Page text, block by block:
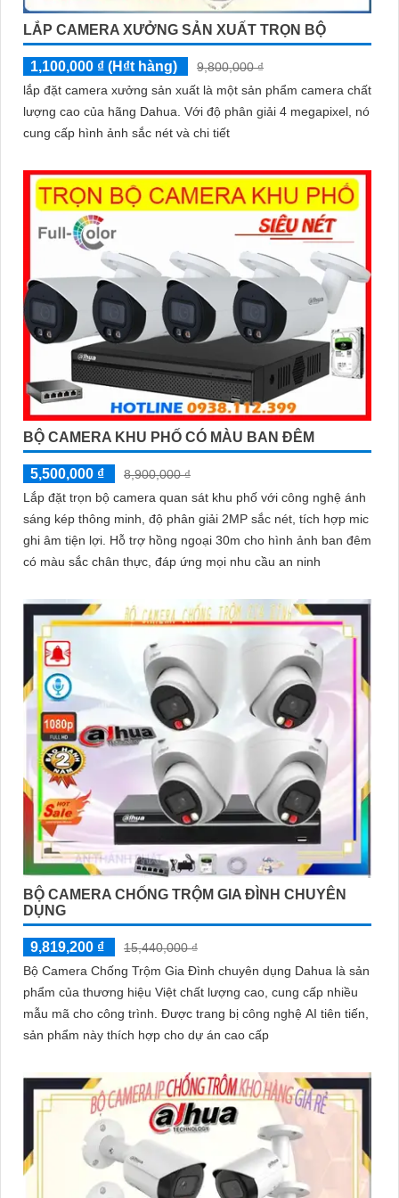
LẮP CAMERA XƯỞNG SẢN XUẤT TRỌN BỘ
1,100,000 ₫ (H₫t hàng)
9,800,000 ₫
lắp đặt camera xưởng sản xuất là một sản phẩm camera chất
lượng cao của hãng Dahua. Với độ phân giải 4 megapixel, nó
cung cấp hình ảnh sắc nét và chi tiết
BỘ CAMERA KHU PHỐ CÓ MÀU BAN ĐÊM
5,500,000 ₫
8,900,000 ₫
Lắp đặt trọn bộ camera quan sát khu phố với công nghệ ánh
sáng kép thông minh, độ phân giải 2MP sắc nét, tích hợp mic
ghi âm tiện lợi. Hỗ trợ hồng ngoại 30m cho hình ảnh ban đêm
có màu sắc chân thực, đáp ứng mọi nhu cầu an ninh
BỘ CAMERA CHỐNG TRỘM GIA ĐÌNH CHUYÊN
DỤNG
9,819,200 ₫
15,440,000 ₫
Bộ Camera Chống Trộm Gia Đình chuyên dụng Dahua là sản
phẩm của thương hiệu Việt chất lượng cao, cung cấp nhiều
mẫu mã cho công trình. Được trang bị công nghệ AI tiên tiến,
sản phẩm này thích hợp cho dự án cao cấp